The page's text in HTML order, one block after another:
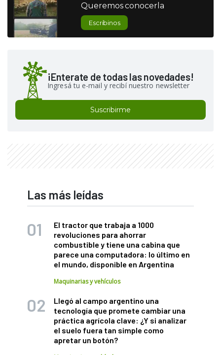
Queremos conocerla
Escribinos
¡Enterate de todas las novedades!
Ingresá tu e-mail y recibí nuestro newsletter
Suscribirme
Las más leídas
El tractor que trabaja a 1000
revoluciones para ahorrar
combustible y tiene una cabina que
parece una computadora: lo último en
el mundo, disponible en Argentina
Maquinarias y vehículos
Llegó al campo argentino una
tecnología que promete cambiar una
práctica agrícola clave: ¿Y si analizar
el suelo fuera tan simple como
apretar un botón?